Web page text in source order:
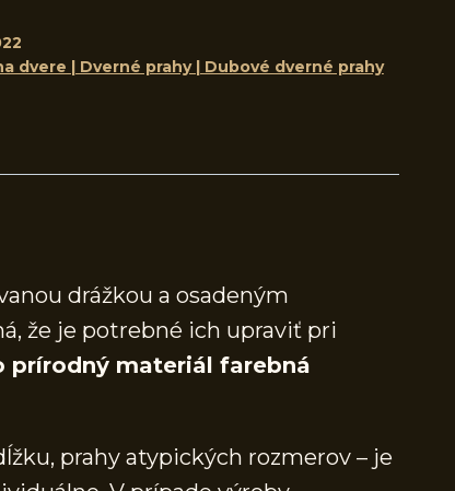
dvere | Dverné prahy | Dubové dverné prahy
drážkou a osadeným
že je potrebné ich upraviť pri
prírodný materiál farebná
prahy atypických rozmerov – je